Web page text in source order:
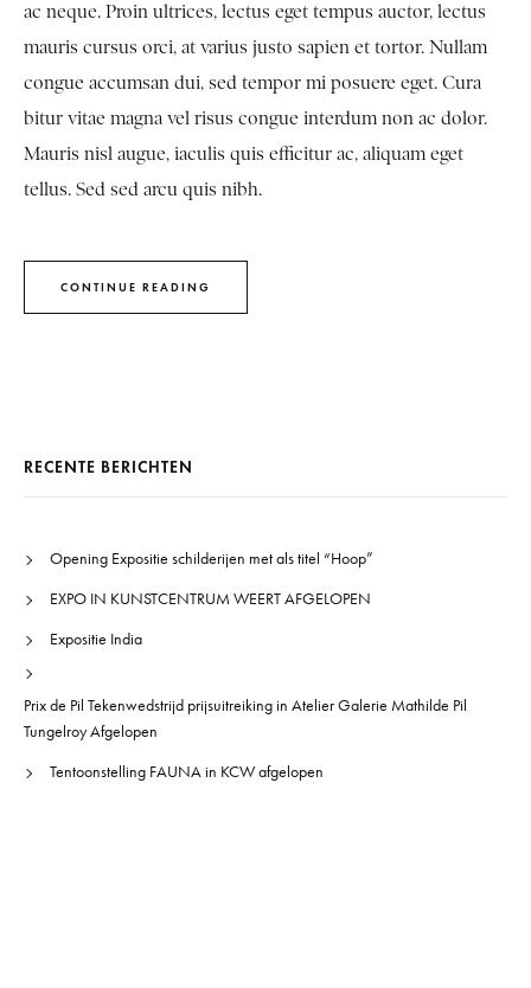
ac neque. Proin ultrices, lectus eget tempus auctor, lectus
mauris cursus orci, at varius justo sapien et tortor. Nullam
congue accumsan dui, sed tempor mi posuere eget. Cura
bitur vitae magna vel risus congue interdum non ac dolor.
Mauris nisl augue, iaculis quis efficitur ac, aliquam eget
tellus. Sed sed arcu quis nibh.
CONTINUE READING
RECENTE BERICHTEN
Opening Expositie schilderijen met als titel “Hoop”
EXPO IN KUNSTCENTRUM WEERT AFGELOPEN
Expositie India
Prix de Pil Tekenwedstrijd prijsuitreiking in Atelier Galerie Mathilde Pil
Tungelroy Afgelopen
Tentoonstelling FAUNA in KCW afgelopen